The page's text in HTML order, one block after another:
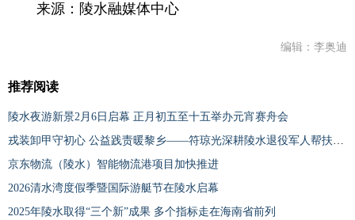
来源：陵水融媒体中心
编辑：李奥迪
推荐阅读
陵水夜游新景2月6日启幕 正月初五至十五举办元宵赛舟会
京东物流（陵水）智能物流港项目加快推进
2026清水湾度假季暨国际游艇节在陵水启幕
2025年陵水取得“三个新”成果 多个指标走在海南省前列